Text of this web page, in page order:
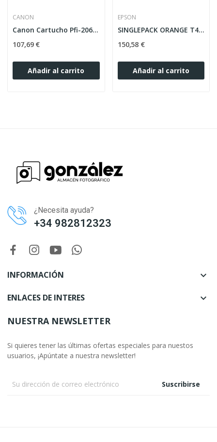
CANON
Canon Cartucho Pfi-206Bk Photo Black 300ml 2021-08
107,69 €
Añadir al carrito
EPSON
SINGLEPACK ORANGE T44QA40 ULTRACHROME PRO 12
150,58 €
Añadir al carrito
¿Necesita ayuda?
+34 982812323
INFORMACIÓN 
ENLACES DE INTERES

NUESTRA NEWSLETTER
Si quieres tener las últimas ofertas especiales para nuestos
usuarios, ¡Apúntate a nuestra newsletter!
Suscribirse